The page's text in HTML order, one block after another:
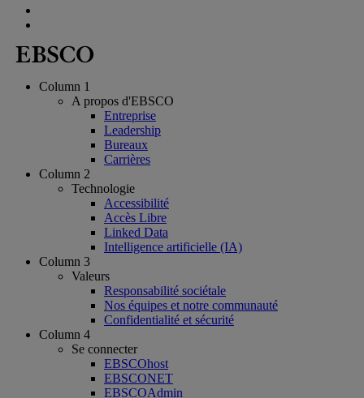
Column 1
A propos d'EBSCO
Entreprise
Leadership
Bureaux
Carrières
Column 2
Technologie
Accessibilité
Accès Libre
Linked Data
Intelligence artificielle (IA)
Column 3
Valeurs
Responsabilité sociétale
Nos équipes et notre communauté
Confidentialité et sécurité
Column 4
Se connecter
EBSCOhost
EBSCONET
EBSCOAdmin